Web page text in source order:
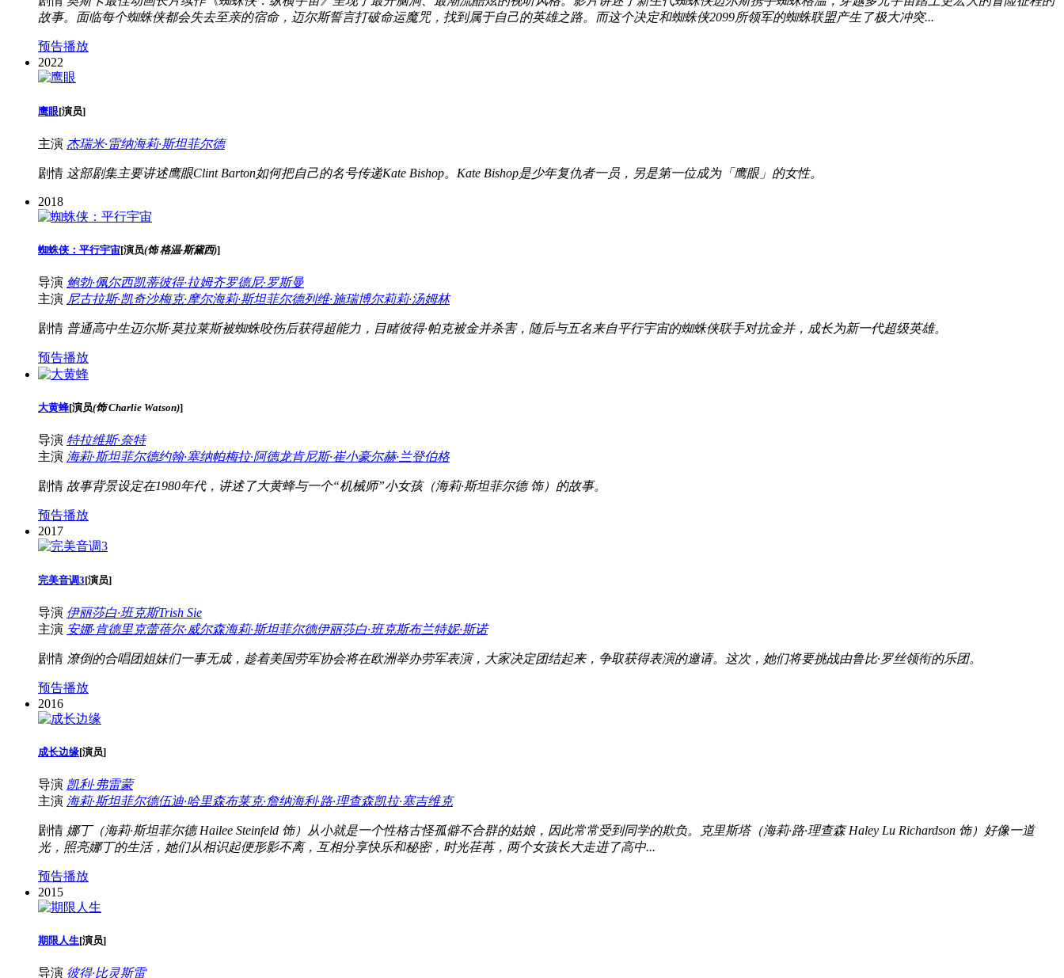
故事。面临每个蜘蛛侠都会失去至亲的宿命，迈尔斯誓言打破命运魔咒，找到属于自己的英雄之路。而这个决定和蜘蛛侠2099所领军的蜘蛛联盟产生了极大冲突...
预告播放
2022
鹰眼[演员]
主演 杰瑞米·雷纳海莉·斯坦菲尔德
剧情 这部剧集主要讲述鹰眼Clint Barton如何把自己的名号传递Kate Bishop。Kate Bishop是少年复仇者一员，另是第一位成为「鹰眼」的女性。
2018
蜘蛛侠：平行宇宙[演员(饰 格温·斯黛西)]
导演 鲍勃·佩尔西凯蒂彼得·拉姆齐罗德尼·罗斯曼
主演 尼古拉斯·凯奇沙梅克·摩尔海莉·斯坦菲尔德列维·施瑞博尔莉莉·汤姆林
剧情 普通高中生迈尔斯·莫拉莱斯被蜘蛛咬伤后获得超能力，目睹彼得·帕克被金并杀害，随后与五名来自平行宇宙的蜘蛛侠联手对抗金并，成长为新一代超级英雄。
预告播放
大黄蜂[演员(饰 Charlie Watson)]
导演 特拉维斯·奈特
主演 海莉·斯坦菲尔德约翰·塞纳帕梅拉·阿德龙肯尼斯·崔小豪尔赫·兰登伯格
剧情 故事背景设定在1980年代，讲述了大黄蜂与一个“机械师”小女孩（海莉·斯坦菲尔德 饰）的故事。
预告播放
2017
完美音调3[演员]
导演 伊丽莎白·班克斯Trish Sie
主演 安娜·肯德里克蕾蓓尔·威尔森海莉·斯坦菲尔德伊丽莎白·班克斯布兰特妮·斯诺
剧情 潦倒的合唱团姐妹们一事无成，趁着美国劳军协会将在欧洲举办劳军表演，大家决定团结起来，争取获得表演的邀请。这次，她们将要挑战由鲁比·罗丝领衔的乐团。
预告播放
2016
成长边缘[演员]
导演 凯利·弗雷蒙
主演 海莉·斯坦菲尔德伍迪·哈里森布莱克·詹纳海利·路·理查森凯拉·塞吉维克
剧情 娜丁（海莉·斯坦菲尔德 Hailee Steinfeld 饰）从小就是一个性格古怪孤僻不合群的姑娘，因此常常受到同学的欺负。克里斯塔（海莉·路·理查森 Haley Lu Richardson 饰）好像一道
光，照亮娜丁的生活，她们从相识起便形影不离，互相分享快乐和秘密，时光荏苒，两个女孩长大走进了高中...
预告播放
2015
期限人生[演员]
导演 彼得·比灵斯雷